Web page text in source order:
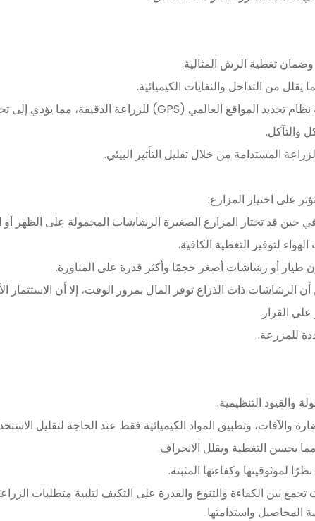
وضمان تغطية الرش المثالية.
من التداخل والنفايات الكيميائية.
والتآكل.
المستدامة من خلال تقليل التأثير البيئي.
على اختيار المزارع:
حين قد تختار المزارع الصغيرة الرشاشات المحمولة على الظهر
لتوفير التغطية الكافية.
طيار أو رشاشات أصغر حجمًا وأكثر قدرة على المناورة.
الرشاشات ذات الذراع توفر المال بمرور الوقت، إلا أن الاستثمار
القرار.
للمزرعة.
والقيود التنظيمية.
وتطبيق المواد الكيميائية فقط عند الحاجة لتقليل
يحسن التغطية ويقلل الانجراف.
لموثوقيتها وكفاءتها المثبتة.
بين الكفاءة والتنوع والقدرة على التكيف لتلبية متطلبات
المحاصيل واستدامتها.